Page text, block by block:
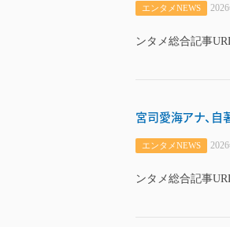
エンタメNEWS
ンタメ総合記事
宮司愛海アナ、自
エンタメNEWS
ンタメ総合記事